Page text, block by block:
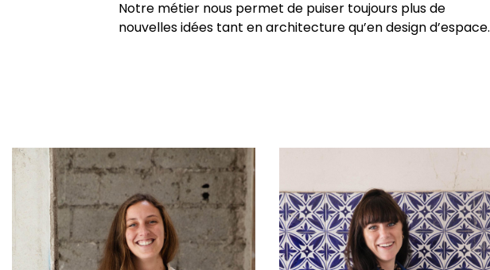
Notre métier nous permet de puiser toujours plus de
nouvelles idées tant en architecture qu’en design d’espace.